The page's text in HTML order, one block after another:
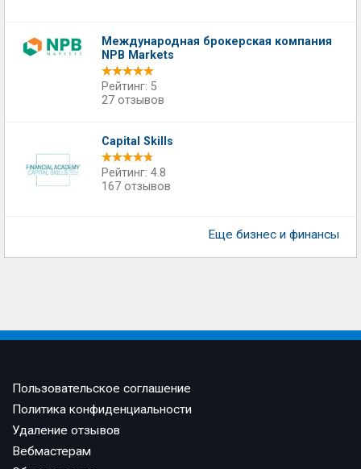
Международная брокерская компания
NPB Markets
Рейтинг: 5
27 отзывов
Capital Skills
Рейтинг: 4.8
167 отзывов
Еще бизнес и финансы
Пользовательское соглашение
Политика конфиденциальности
Удаление отзывов
Вебмастерам